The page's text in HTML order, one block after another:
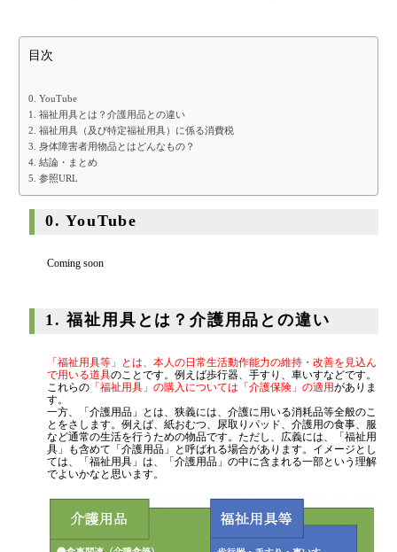
料金案内
通常料金
創業3年目までの特別料金
他の税理士事務所からの切り替えの場合
ベンチャー企業応援パック
神戸オフィス
大阪オフィス
事務所概要
アクセスマップ
代表プロフィール
スタッフプロフィール
クレアビズコンサルティング株式会社：代表取締役
YouTubeチャンネル：
目次
0. YouTube
1. 福祉用具とは？介護用品との違い
2. 福祉用具（及び特定福祉用具）に係る消費税
3. 身体障害者用物品とはどんなもの？
4. 結論・まとめ
5. 参照URL
0. YouTube
Coming soon
1. 福祉用具とは？介護用品との違い
「福祉用具等」とは、本人の日常生活動作能力の維持・改善を見込ん
で用いる道具のことです。例えば歩行器、手すり、車いすなどです。
これらの 「福祉用具」の購入については「介護保険」の適用がありま
す。
一方、「介護用品」とは、狭義には、介護に用いる消耗品等全般のこ
とをさします。例えば、紙おむつ、尿取りパッド、介護用の食事、服
など通常の生活を行うための物品です。ただし、広義には、「福祉用
具」も含めて「介護用品」と呼ばれる場合があります。イメージとし
ては、「福祉用具」は、「介護用品」の中に含まれる一部という理解
でよいかなと思います。